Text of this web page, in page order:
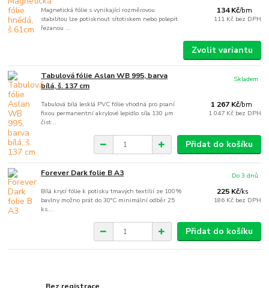
Magnetická fólie s vynikající rozměrovou
stabilitou lze potisknout sítotiskem nebo polepit
řezanou ...
134 Kč/bm
111 Kč bez DPH
Zvolit variantu
Tabulová fólie Aslan WB 995, barva
bílá, š. 137 cm
Tabulová bílá lesklá PVC fólie vhodná pro psaní
fixou permanentní akrylové lepidlo síla 130 µm
čist...
1 267 Kč/bm
1 047 Kč bez DPH
Skladem
Přidat do košíku
Forever Dark folie B A3
Bílá krycí fólie k potisku tmavých textílií ze 100%
bavlny možno prát do 30°C minimální odběr 25
ks...
225 Kč/ks
186 Kč bez DPH
Do 3 dnů
Přidat do košíku